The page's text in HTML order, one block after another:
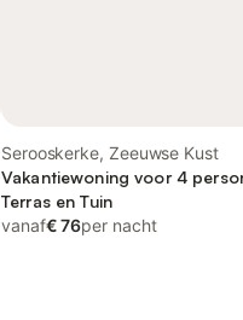
Serooskerke, Zeeuwse Kust
Vakantiewoning voor 4
Terras en Tuin
vanaf€ 76per nacht